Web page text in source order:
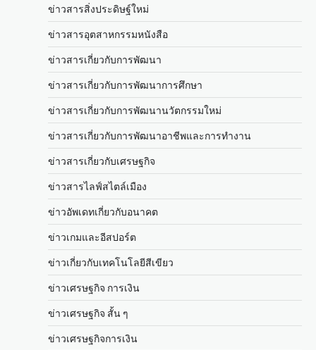
ข่าวสารสิ่งประดิษฐ์ใหม่
ข่าวสารอุตสาหกรรมหนังสือ
ข่าวสารเกี่ยวกับการพัฒนา
ข่าวสารเกี่ยวกับการพัฒนาการศึกษา
ข่าวสารเกี่ยวกับการพัฒนานวัตกรรมใหม่
ข่าวสารเกี่ยวกับการพัฒนาอาชีพและการทำงาน
ข่าวสารเกี่ยวกับเศรษฐกิจ
ข่าวสารไลฟ์สไตล์เมือง
ข่าวอัพเดทเกี่ยวกับอนาคต
ข่าวเกมและอีสปอร์ต
ข่าวเกี่ยวกับเทคโนโลยีสีเขียว
ข่าวเศรษฐกิจ การเงิน
ข่าวเศรษฐกิจ สั้น ๆ
ข่าวเศรษฐกิจการเงิน